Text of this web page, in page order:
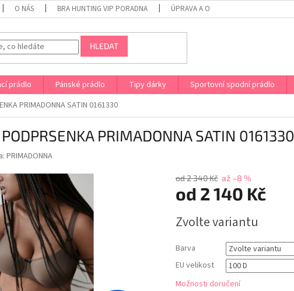
O NÁS BRA HUNTING VIP PORADNA ÚPRAVA A OPRAVA PRÁDLA NA MÍRU
HLEDAT
prádlo Pánské prádlo Tipy dárky Sportovní spodní prádlo
PRIMADONNA SATIN 0161330
PRIMADONNA SATIN 0161330
PRIMADONNA
od 2 340 Kč až –8 %
od 2 140 Kč
cena:
Zvolte variantu
Barva
EU velikost
Možnosti doručení